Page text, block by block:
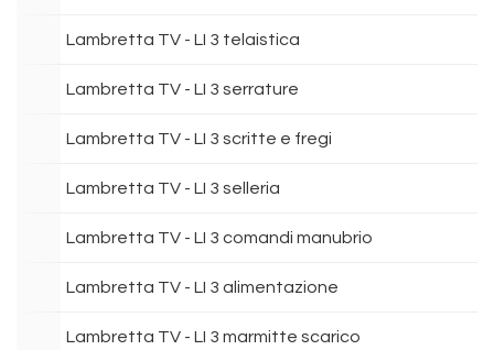
Lambretta TV - LI 3 telaistica
Lambretta TV - LI 3 serrature
Lambretta TV - LI 3 scritte e fregi
Lambretta TV - LI 3 selleria
Lambretta TV - LI 3 comandi manubrio
Lambretta TV - LI 3 alimentazione
Lambretta TV - LI 3 marmitte scarico